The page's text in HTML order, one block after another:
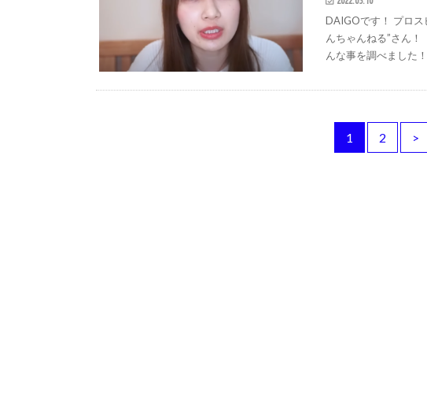
DAIGOです！ プロス
んちゃんねる”さん
んな事を調べました
1 2 >